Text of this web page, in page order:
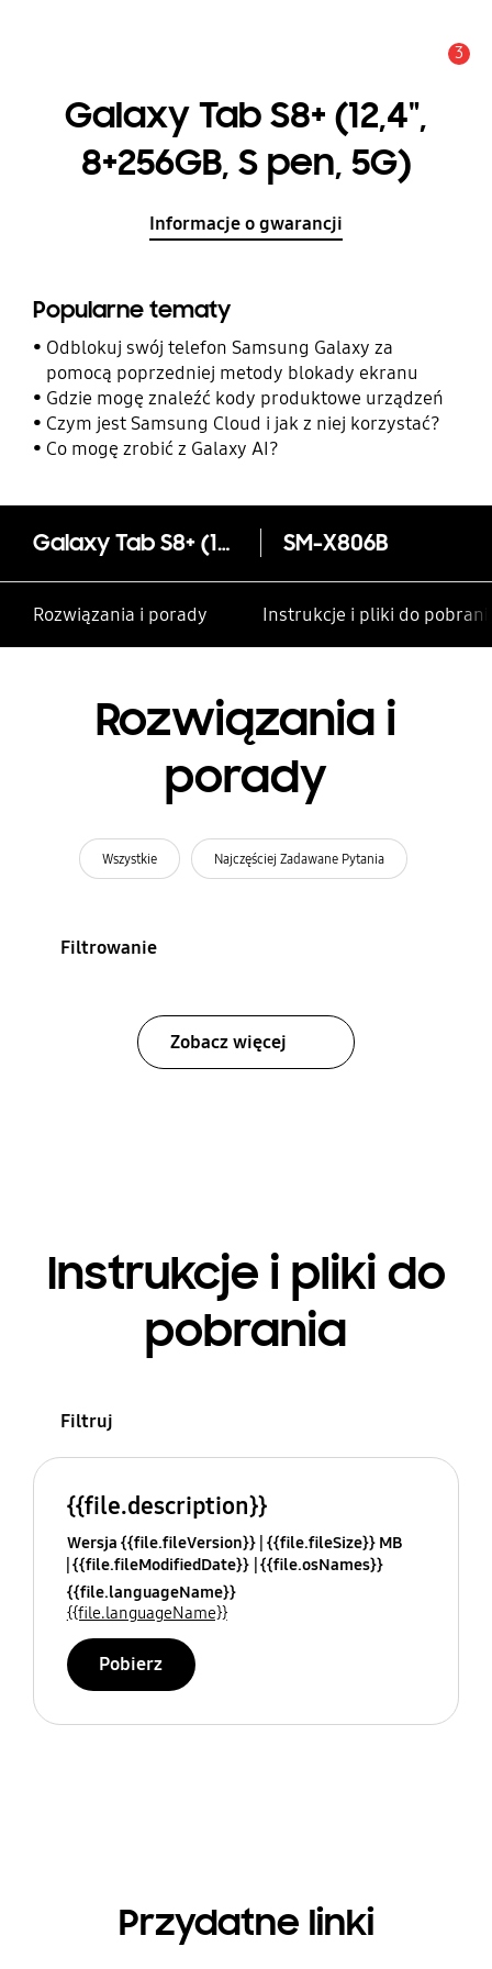
3
Galaxy Tab S8+ (12,4",
8+256GB, S pen, 5G)
Informacje o gwarancji
Popularne tematy
Odblokuj swój telefon Samsung Galaxy za
pomocą poprzedniej metody blokady ekranu
Gdzie mogę znaleźć kody produktowe urządzeń
Czym jest Samsung Cloud i jak z niej korzystać?
Co mogę zrobić z Galaxy AI?
Galaxy Tab S8+ (12,4", 8+256GB, S pen, 5G) SM-X806B
Rozwiązania i porady Instrukcje i pliki do
Rozwiązania i
porady
Wszystkie Najczęściej Zadawane Pytania
Filtrowanie
Zobacz więcej
Instrukcje i pliki do
pobrania
Filtruj
{{file.description}}
Wersja {{file.fileVersion}} {{file.fileSize}} MB
{{file.fileModifiedDate}} {{file.osNames}}
{{file.languageName}}
{{file.languageName}}
Pobierz
Przydatne linki